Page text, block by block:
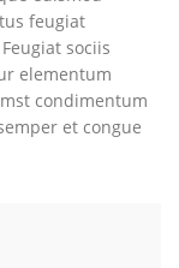
feugiat
sociis
elementum
condimentum
et congue